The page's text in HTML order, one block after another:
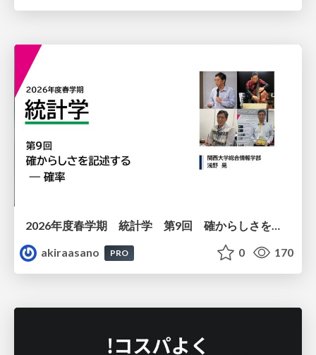
2026年度春学期 統計学 第9回 確からしさを記述する ー 確率 (2026. 5. 28)
akiraasano
PRO 0 170